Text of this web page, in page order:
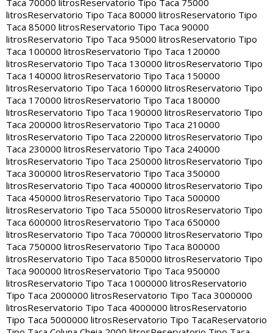
Taca 70000 litros Reservatorio Tipo Taca 75000
litrosReservatorio Tipo Taca 80000 litrosReservatorio Tipo
Taca 85000 litrosReservatorio Tipo Taca 90000
litrosReservatorio Tipo Taca 95000 litrosReservatorio Tipo
Taca 100000 litrosReservatorio Tipo Taca 120000
litrosReservatorio Tipo Taca 130000 litrosReservatorio Tipo
Taca 140000 litrosReservatorio Tipo Taca 150000
litrosReservatorio Tipo Taca 160000 litrosReservatorio Tipo
Taca 170000 litrosReservatorio Tipo Taca 180000
litrosReservatorio Tipo Taca 190000 litrosReservatorio Tipo
Taca 200000 litrosReservatorio Tipo Taca 210000
litrosReservatorio Tipo Taca 220000 litrosReservatorio Tipo
Taca 230000 litrosReservatorio Tipo Taca 240000
litrosReservatorio Tipo Taca 250000 litrosReservatorio Tipo
Taca 300000 litrosReservatorio Tipo Taca 350000
litrosReservatorio Tipo Taca 400000 litrosReservatorio Tipo
Taca 450000 litrosReservatorio Tipo Taca 500000
litrosReservatorio Tipo Taca 550000 litrosReservatorio Tipo
Taca 600000 litrosReservatorio Tipo Taca 650000
litrosReservatorio Tipo Taca 700000 litrosReservatorio Tipo
Taca 750000 litrosReservatorio Tipo Taca 800000
litrosReservatorio Tipo Taca 850000 litrosReservatorio Tipo
Taca 900000 litrosReservatorio Tipo Taca 950000
litrosReservatorio Tipo Taca 1000000 litrosReservatorio
Tipo Taca 2000000 litrosReservatorio Tipo Taca 3000000
litrosReservatorio Tipo Taca 4000000 litrosReservatorio
Tipo Taca 5000000 litrosReservatorio Tipo TacaReservatorio